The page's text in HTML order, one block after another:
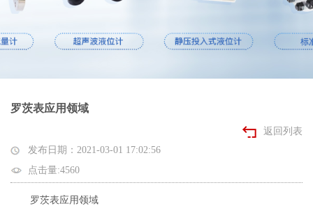
罗茨表应用领域
返回列表
发布日期：2021-03-01 17:02:56
点击量:4560
罗茨表应用领域